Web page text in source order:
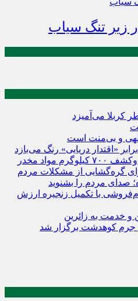
زیر تنگ سیاب
کربلا می‌آمیزد
و بی‌منت است
«اقتدار دریایی» رنگ می‌بازد
مواد مخدر
گره‌گشایی از مشکلات مردم
صدای مردم را بشنوید
با تکمیل زنجیره ارزش
و خدمت‌ به زائرین
جرم کوهدشت برگزار شد